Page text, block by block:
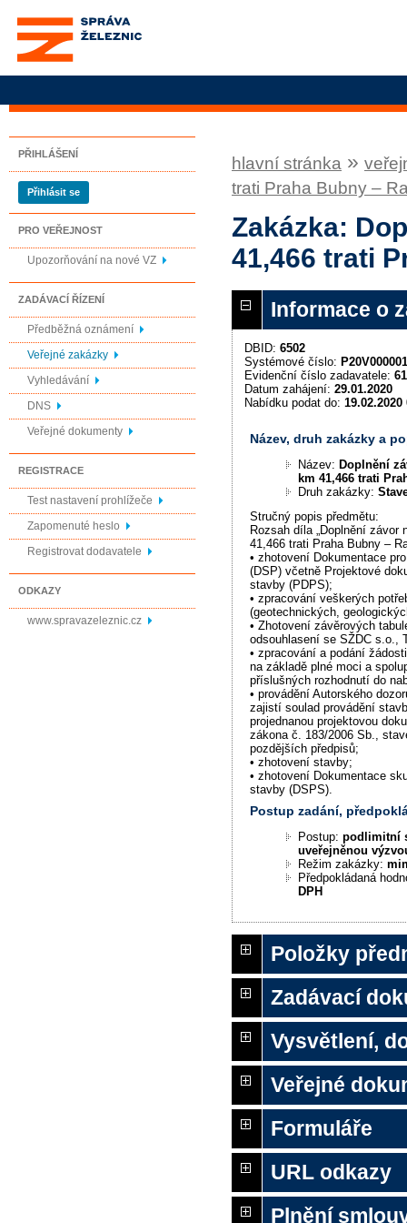
Správa železnic, státní
organizace
PŘIHLÁŠENÍ
Přihlásit se
PRO VEŘEJNOST
Upozorňování na nové VZ
ZADÁVACÍ ŘÍZENÍ
Předběžná oznámení
Veřejné zakázky
Vyhledávání
DNS
Veřejné dokumenty
REGISTRACE
Test nastavení prohlížeče
Zapomenuté heslo
Registrovat dodavatele
ODKAZY
www.spravazeleznic.cz
hlavní stránka »
trati Praha Bubny –
Zakázka:
41,466 trati
Informace o
DBID: 6502
Systémové číslo:
Evidenční číslo zadavatele:
Datum zahájení: 29.01.2020
Nabídku podat do: 19.02.2020
Název, druh zakázky a
Název:Doplnění
km 41,466 trati
Druh zakázky:
Stručný popis předmětu:
Rozsah díla „Doplnění závor
41,466 trati Praha Bubny –
• zhotovení Dokumentace
(DSP) včetně Projektové
stavby (PDPS);
• zpracování veškerých
(geotechnických,
• Zhotovení závěrových
odsouhlasení se SŽDC s.o.,
• zpracování a podání
na základě plné moci a
příslušných rozhodnutí do
• provádění Autorského
zajistí soulad provádění
projednanou projektovou
zákona č. 183/2006 Sb.,
pozdějších předpisů;
• zhotovení stavby;
• zhotovení Dokumentace
stavby (DSPS).
Postup zadání,
Postup:podlimitní
uveřejněnou
Režim zakázky:
Předpokládaná
DPH
Položky
Zadávací
Vysvětlení,
Veřejné
Formuláře
URL odkazy
Plnění